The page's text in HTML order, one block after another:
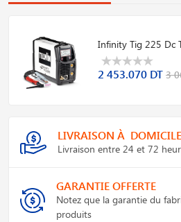
Infinity Tig 225 Dc
2 453.070 DT 3
LIVRAISON À DOMICILE
Livraison entre 24 et 72
GARANTIE OFFERTE
Notez que la garantie du
produits